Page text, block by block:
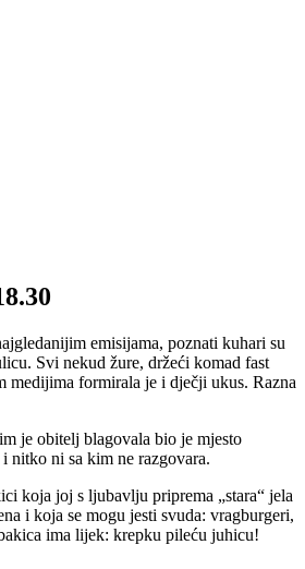
emisijama, poznati kuhari su
Svi nekud žure, držeći komad fast
medijima formirala je i dječji ukus. Razna
je obitelj blagovala bio je mjesto
nitko ni sa kim ne razgovara.
koja joj s ljubavlju priprema „stara“ jela
i koja se mogu jesti svuda: vragburgeri,
ima lijek: krepku pileću juhicu!